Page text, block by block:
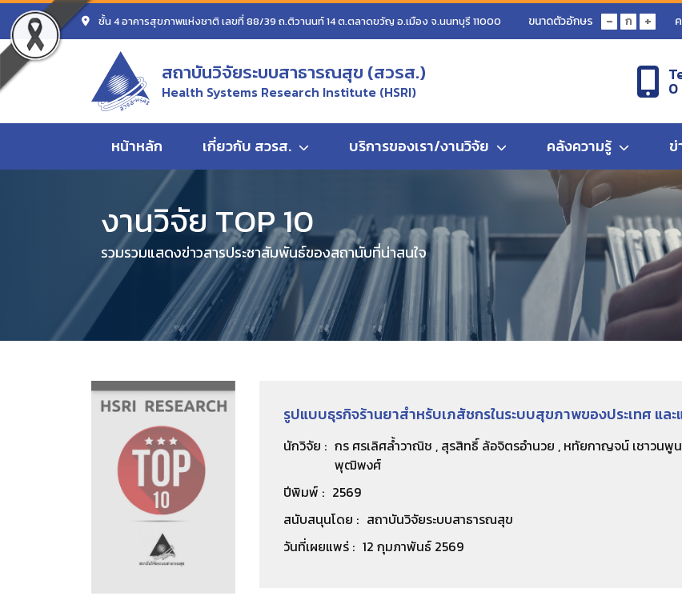
ชั้น 4 อาคารสุขภาพแห่งชาติ เลขที่ 88/39 ถ.ติวานนท์ 14 ต.ตลาดขวัญ อ.เมือง จ.นนทบุรี 11000 ขนาดตัวอักษร - ก +
สถาบันวิจัยระบบสาธารณสุข (สวรส.)
Health Systems Research Institute (HSRI) 0
หน้าหลัก เกี่ยวกับ สวรส. บริการของเรา/งานวิจัย คลังความรู้ ข่
หน้าแรก งานวิจัย TOP 10 รูปแบบธุรกิจร้านยาสำหรับเภสัชกรในระบบสุขภาพของประเทศ และแนวทางการบริหารให้เกิดคุณค่ากา
งานวิจัย TOP 10
รวมรวมแสดงข่าวสารประชาสัมพันธ์ของสถานับที่น่าสนใจ
รูปแบบธุรกิจร้านยาสำหรับเภสัชกรในระบบสุขภาพของประเทศ แล
นักวิจัย : กร ศรเลิศล้ำวาณิช , สุรสิทธิ์ ล้อจิตรอำนวย , หทัยกาญจน์ เชาวน
พุฒิพงศ์
ปีพิมพ์ : 2569
สนับสนุนโดย : สถาบันวิจัยระบบสาธารณสุข
วันที่เผยแพร่ : 12 กุมภาพันธ์ 2569